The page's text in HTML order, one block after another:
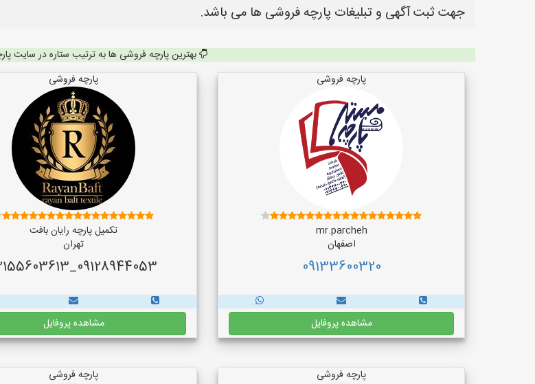
جهت ثبت آگهی و تبلیغات پارچه فروشی ها می باشد.
بهترین پارچه فروشی ها به ترتیب ستاره در سایت
پارچه فروشی
mr.parcheh
اصفهان
09133600320
مشاهده پروفایل
پارچه فروشی
تکمیل پارچه رایان بافت
تهران
09128944053_02155603613
مشاهده پروفایل
پارچه فروشی پارچه فروشی